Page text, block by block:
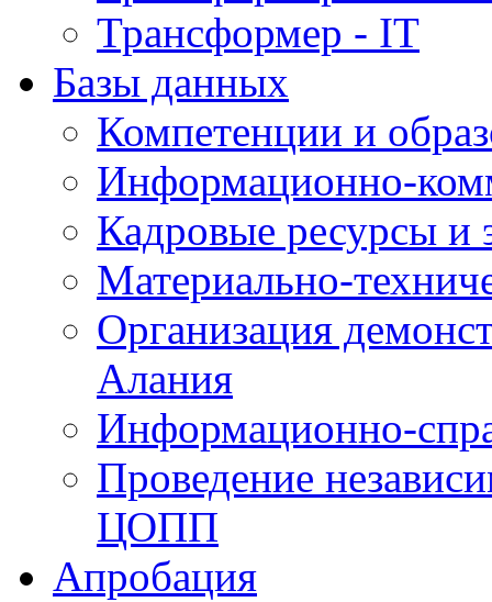
Трансформер - IT
Базы данных
Компетенции и
Информационно-
Кадровые ресурсы
Материально-
Организация
Алания
Информационно-
Проведение
ЦОПП
Апробация